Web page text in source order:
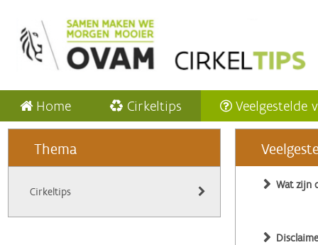
Home Cirkeltips Veelgestelde
Thema
Cirkeltips
Wat zijn